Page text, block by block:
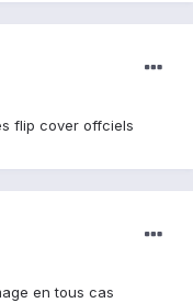
flip cover offciels
en tous cas